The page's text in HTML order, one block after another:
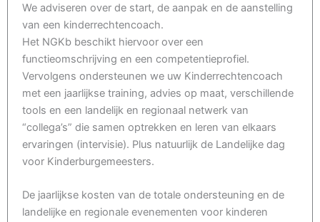
We adviseren over de start, de aanpak en de aanstelling
van een kinderrechtencoach.
Het NGKb beschikt hiervoor over een
functieomschrijving en een competentieprofiel.
Vervolgens ondersteunen we uw Kinderrechtencoach
met een jaarlijkse training, advies op maat, verschillende
tools en een landelijk en regionaal netwerk van
“collega’s” die samen optrekken en leren van elkaars
ervaringen (intervisie). Plus natuurlijk de Landelijke dag
voor Kinderburgemeesters.
De jaarlijkse kosten van de totale ondersteuning en de
landelijke en regionale evenementen voor kinderen